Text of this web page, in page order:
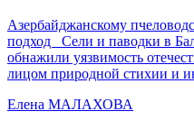
Азербайджанскому
подход Сели и паводки в
обнажили уязвимость
лицом природной стихии и
Елена МАЛАХОВА